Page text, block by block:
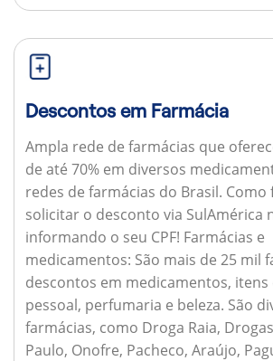
Descontos em Farmácia
Ampla rede de farmácias que
de até 70% em diversos
redes de farmácias do Brasil. Como
solicitar o desconto via SulAmérica
informando o seu CPF! Farmácias e
medicamentos: São mais de 25 mil
descontos em medicamentos, itens
pessoal, perfumaria e beleza. São
farmácias, como Droga Raia,
Paulo, Onofre, Pacheco, Araújo,